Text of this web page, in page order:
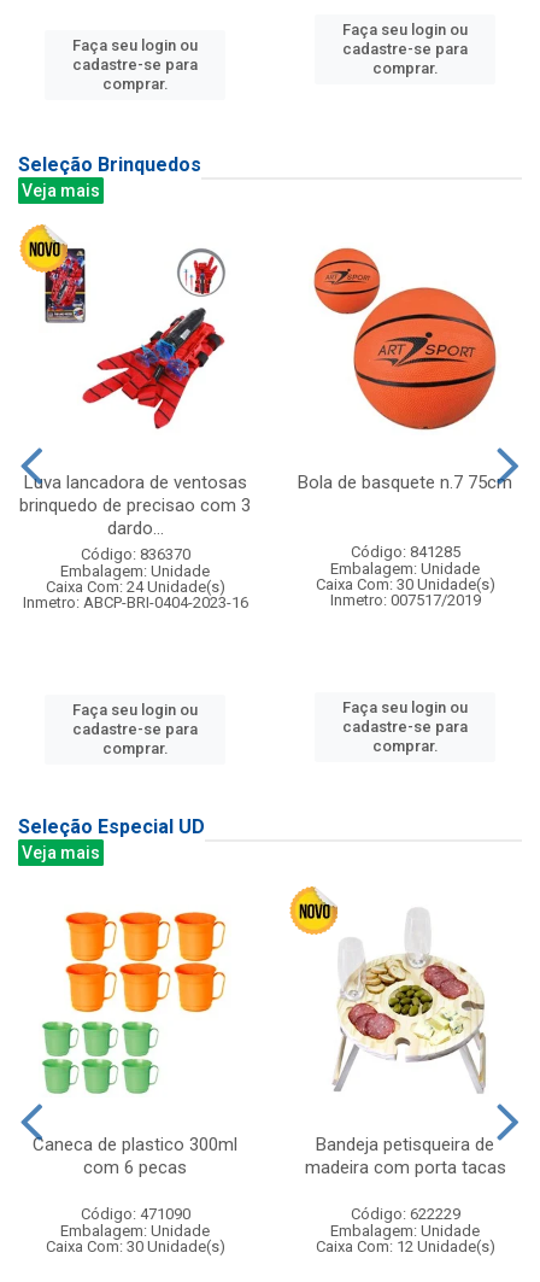
Faça seu login ou
cadastre-se para
comprar.
Faça seu login ou
cadastre-se para
comprar.
Seleção Brinquedos
Veja mais
Luva lancadora de ventosas
brinquedo de precisao com 3
dardo...
Código: 836370
Embalagem: Unidade
Caixa Com: 24 Unidade(s)
Inmetro: ABCP-BRI-0404-2023-16
Faça seu login ou
cadastre-se para
comprar.
Bola de basquete n.7 75cm
Código: 841285
Embalagem: Unidade
Caixa Com: 30 Unidade(s)
Inmetro: 007517/2019
Faça seu login ou
cadastre-se para
comprar.
Seleção Especial UD
Veja mais
Caneca de plastico 300ml
com 6 pecas
Código: 471090
Embalagem: Unidade
Caixa Com: 30 Unidade(s)
Bandeja petisqueira de
madeira com porta tacas
Código: 622229
Embalagem: Unidade
Caixa Com: 12 Unidade(s)